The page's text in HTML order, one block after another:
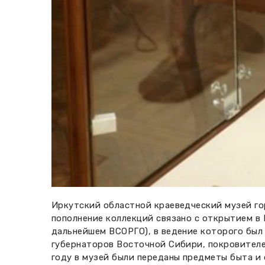
Иркутский областной краеведческий музей
пополнение коллекций связано с открытием
дальнейшем ВСОРГО), в ведение которого
губернаторов Восточной Сибири,
году в музей были переданы предметы быта